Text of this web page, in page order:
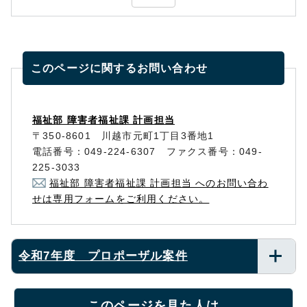
このページに関するお問い合わせ
福祉部 障害者福祉課 計画担当
〒350-8601 川越市元町1丁目3番地1
電話番号：049-224-6307 ファクス番号：049-
225-3033
福祉部 障害者福祉課 計画担当 へのお問い合わ
せは専用フォームをご利用ください。
令和7年度 プロポーザル案件